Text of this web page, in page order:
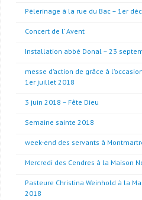
Pèlerinage à la rue du Bac – 1er
Concert de l’ Avent
Installation abbé Donal – 23
messe d’action de grâce à
1er juillet 2018
3 juin 2018 – Fête Dieu
Semaine sainte 2018
week-end des servants à
Mercredi des Cendres à la Maison
Pasteure Christina Weinhold à la
2018